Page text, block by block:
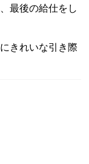
最後の給仕をし
きれいな引き際